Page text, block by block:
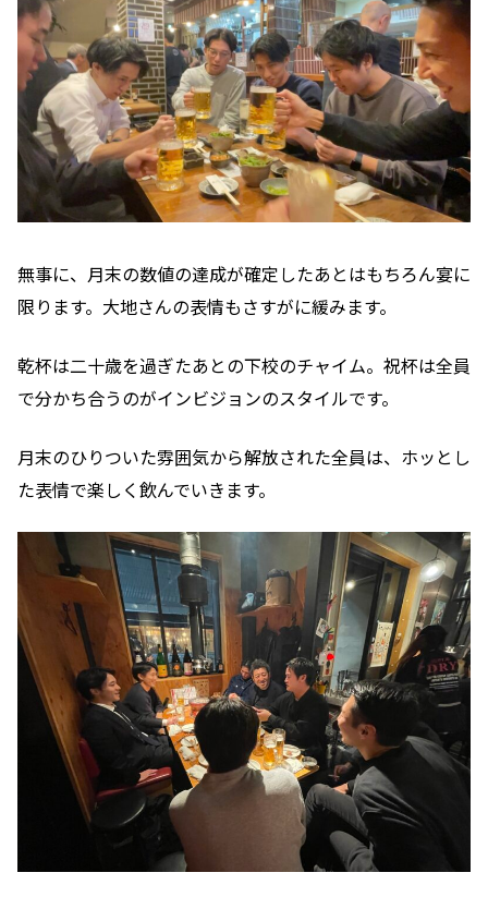
無事に、月末の数値の達成が確定したあとはもちろん宴に
限ります。大地さんの表情もさすがに緩みます。
乾杯は二十歳を過ぎたあとの下校のチャイム。祝杯は全員
で分かち合うのがインビジョンのスタイルです。
月末のひりついた雰囲気から解放された全員は、ホッとし
た表情で楽しく飲んでいきます。